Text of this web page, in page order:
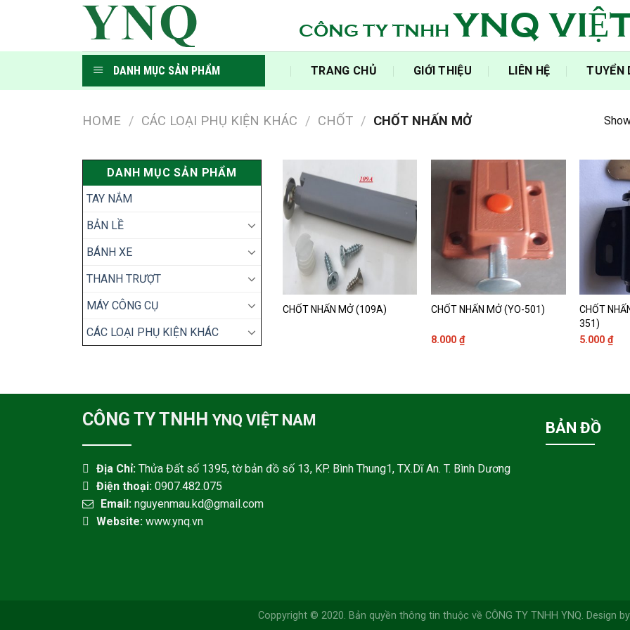
CÔNG TY TNHH YNQ
DANH MỤC SẢN PHẨM ‍TRANG CHỦ‍ GIỚI THIỆU LIÊN HỆ TUYỂN
HOME / CÁC LOẠI PHỤ KIỆN KHÁC / CHỐT / CHỐT NHẤN MỞ
DANH MỤC SẢN PHẨM
TAY NẮM
BẢN LỀ
BÁNH XE
THANH TRƯỢT
MÁY CÔNG CỤ
CÁC LOẠI PHỤ KIỆN KHÁC
CHỐT NHẤN MỞ (109A) CHỐT NHẤN MỞ (YO-501)
8.000₫
CHỐT
351)
5.000₫
CÔNG TY TNHH YNQ VIỆT NAM
Địa Chỉ: Thửa Đất số 1395, tờ bản đồ số 13, KP. Bình Thung1, TX.Dĩ An. T. Bình Dương
Điện thoại: 0907.482.075
Email: nguyenmau.kd@gmail.com
Website: www.ynq.vn
BẢN ĐỒ
Coppyright © 2020. Bản quyền thông tin thuộc về CÔNG TY TNHH YNQ. Design